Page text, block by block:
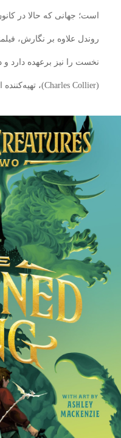
است؛ جهانی که حالا در کانون
روندل علاوه بر نگارش،
نخست را نیز برعهده دارد و در